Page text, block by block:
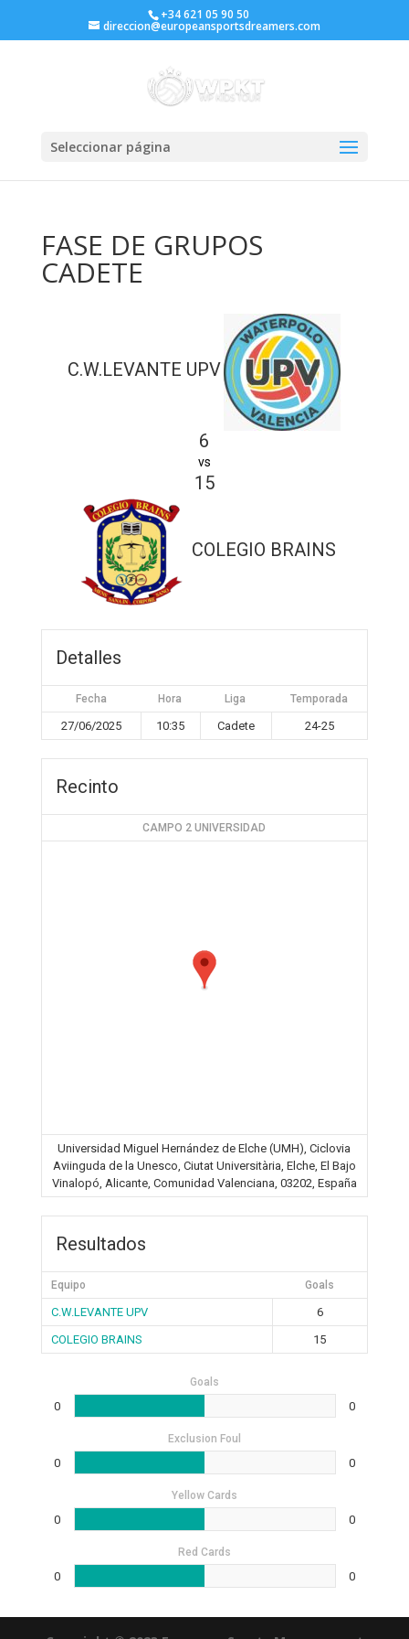
+34 621 05 90 50
direccion@europeansportsdreamers.com
Seleccionar página
FASE DE GRUPOS
CADETE
C.W.LEVANTE UPV
6
vs
15
COLEGIO BRAINS
Detalles
Fecha Hora Liga Temporada
27/06/2025 10:35 Cadete 24-25
Recinto
CAMPO 2 UNIVERSIDAD
Universidad Miguel Hernández de Elche (UMH), Ciclovia
Aviinguda de la Unesco, Ciutat Universitària, Elche, El Bajo
Vinalopó, Alicante, Comunidad Valenciana, 03202, España
Resultados
Equipo Goals
C.W.LEVANTE UPV
6
COLEGIO BRAINS
15
Goals
0 0
Exclusion Foul
0 0
Yellow Cards
0 0
Red Cards
0 0